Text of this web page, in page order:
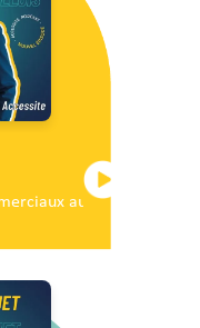
au service du